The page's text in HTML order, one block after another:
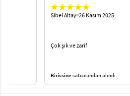
Sibel Altay 26 Kasım 2025
Çok şık ve zarif
Birissinesatıcısından alındı.